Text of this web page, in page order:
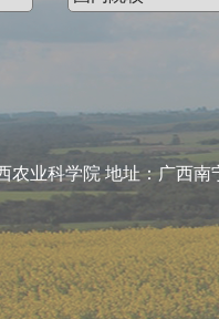
农业科学院 地址：广西南